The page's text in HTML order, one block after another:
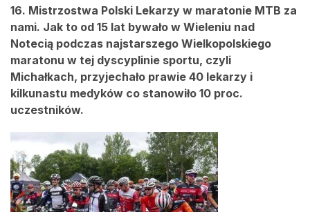
16. Mistrzostwa Polski Lekarzy w maratonie MTB za
nami. Jak to od 15 lat bywało w Wieleniu nad
Notecią podczas najstarszego Wielkopolskiego
maratonu w tej dyscyplinie sportu, czyli
Michałkach, przyjechało prawie 40 lekarzy i
kilkunastu medyków co stanowiło 10 proc.
uczestników.